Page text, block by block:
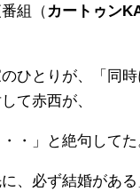
組（カートゥン
ひとりが、「同
て赤西が、
・」と絶句してた
、必ず結婚がある